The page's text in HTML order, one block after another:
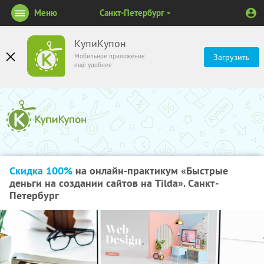
КупиКупон
Мобильное приложение
ещё удобнее
Загрузить
Меню Санкт-Петербург
Скидка 100% на онлайн-практикум «Быстрые
деньги на создании сайтов на Tilda». Санкт-
Петербург